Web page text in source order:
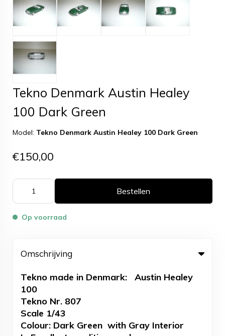
Tekno Denmark Austin Healey
100 Dark Green
Model: Tekno Denmark Austin Healey 100 Dark Green
€150,00
Bestellen
Op voorraad
Omschrijving
Tekno made in Denmark: Austin Healey
100
Tekno Nr. 807
Scale 1/43
Colour: Dark Green with Gray Interior